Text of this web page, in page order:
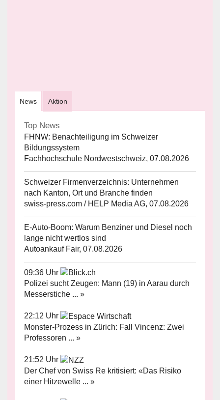
News Aktion
Top News
FHNW: Benachteiligung im Schweizer
Bildungssystem
Fachhochschule Nordwestschweiz, 07.08.2026
Schweizer Firmenverzeichnis: Unternehmen
nach Kanton, Ort und Branche finden
swiss-press.com / HELP Media AG, 07.08.2026
E-Auto-Boom: Warum Benziner und Diesel noch
lange nicht wertlos sind
Autoankauf Fair, 07.08.2026
09:36 Uhr
Polizei sucht Zeugen: Mann (19) in Aarau durch
Messerstiche ... »
22:12 Uhr
Monster-Prozess in Zürich: Fall Vincenz: Zwei
Professoren ... »
21:52 Uhr
Der Chef von Swiss Re kritisiert: «Das Risiko
einer Hitzewelle ... »